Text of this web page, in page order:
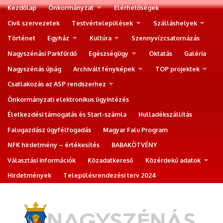
Kezdőlap Önkormányzat
Elérhetőségek
Civil szervezetek
Testvértelepülések
Szálláshelyek
Történet
Egyház Kultúra
Szennyvízcsatornázás
Nagyszénási Parkfürdő
Egészségügy Oktatás
Galéria
Nagyszénás újság
Archivált fényképek
TOP projektek
Csatlakozás az ASP rendszerhez
Önkormányzati elektronikus ügyintézés
Életkezdési támogatás és Start-számla
Hulladékszállítás
Falugazdász ügyfélfogadás
Magyar Falu Program
NFK hirdetmény – értékesítés
BABAKÖTVÉNY
Választási információk
Közadatkereső
Közérdekű adatok
Hirdetmények
Településrendezési terv 2024